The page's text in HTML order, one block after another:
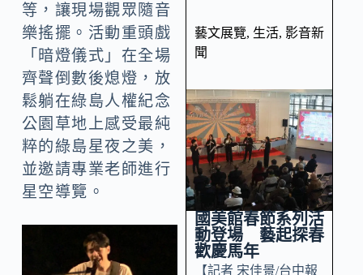
等，讓現場觀眾隨音
樂搖擺。活動重頭戲
「暗燈儀式」在全場
齊聲倒數後熄燈，放
鬆躺在綠島人權紀念
公園草地上感受最純
粹的綠島星夜之美，
並邀請專業老師進行
星空導覽。
藝文展覽, 生活, 影音新
聞
國美館春節系列活
動登場 藝起探春
歡慶馬年
【記者 宋佳景/台中報